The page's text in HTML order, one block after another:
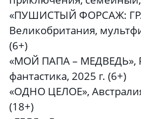
«ПУШИСТЫЙ ФОРСАЖ:
Великобритания,
(6+)
«МОЙ ПАПА – МЕДВЕДЬ»,
фантастика, 2025 г. (6+)
«ОДНО ЦЕЛОЕ»,
(18+)